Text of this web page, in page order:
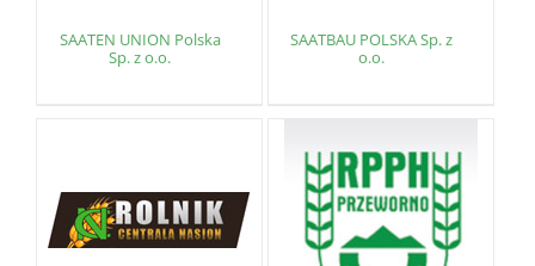
SAATEN UNION Polska
Sp. z o.o.
SAATBAU POLSKA Sp. z
o.o.